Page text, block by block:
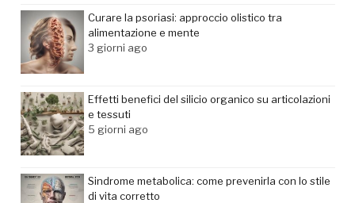
Curare la psoriasi: approccio olistico tra
alimentazione e mente
3 giorni ago
Effetti benefici del silicio organico su articolazioni
e tessuti
5 giorni ago
Sindrome metabolica: come prevenirla con lo stile
di vita corretto